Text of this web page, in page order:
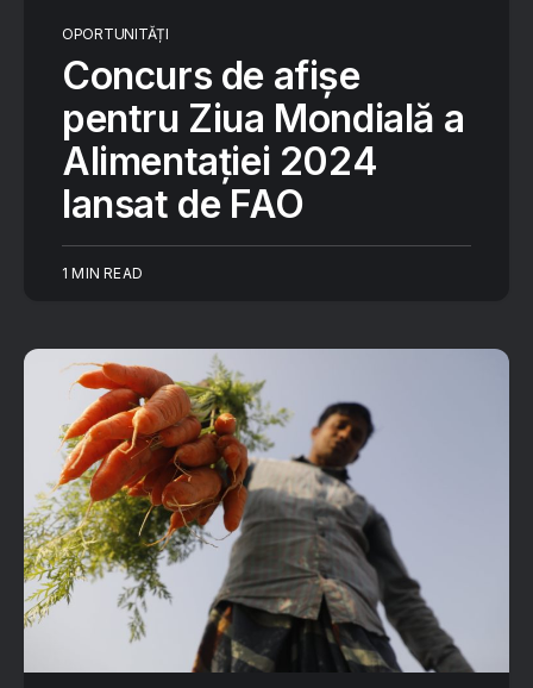
OPORTUNITĂȚI
Concurs de afișe
pentru Ziua Mondială a
Alimentației 2024
lansat de FAO
1 MIN READ